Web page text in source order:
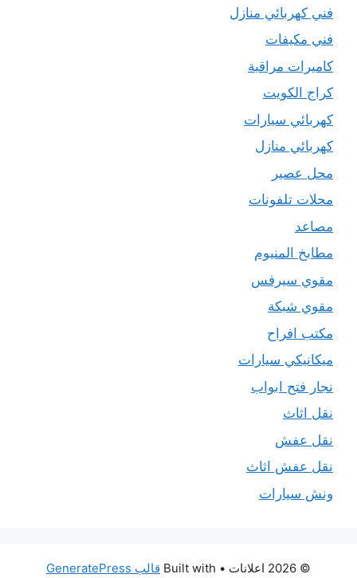
فني كهربائي منازل
فني مكيفات
كاميرات مراقبة
كراج الكويت
كهربائي سيارات
كهربائي منازل
محل عصير
محلات تلفونات
مصاعد
مطابخ المنيوم
مقوي سيرفس
مقوي شبكة
مكتب افراح
ميكانيكي سيارات
نجار فتح ابواب
نقل اثاث
نقل عفش
نقل عفش اثاث
ونش سيارات
© 2026 اعلانات • Built with قالب GeneratePress